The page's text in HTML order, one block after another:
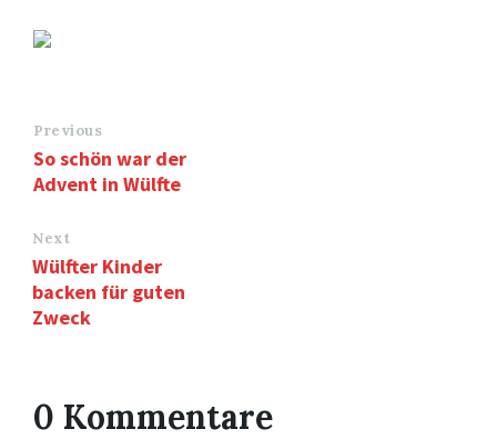
Previous
So schön war der
Advent in Wülfte
Next
Wülfter Kinder
backen für guten
Zweck
0 Kommentare